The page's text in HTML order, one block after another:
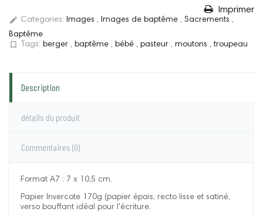
Imprimer
edit Categories: Images , Images de baptême , Sacrements ,
Baptême
bookmark_border Tags: berger , baptême , bébé , pasteur , moutons , troupeau
Description
détails du produit
Commentaires (0)
Format A7 : 7 x 10,5 cm.
Papier Invercote 170g (papier épais, recto lisse et satiné,
verso bouffant idéal pour l'écriture.